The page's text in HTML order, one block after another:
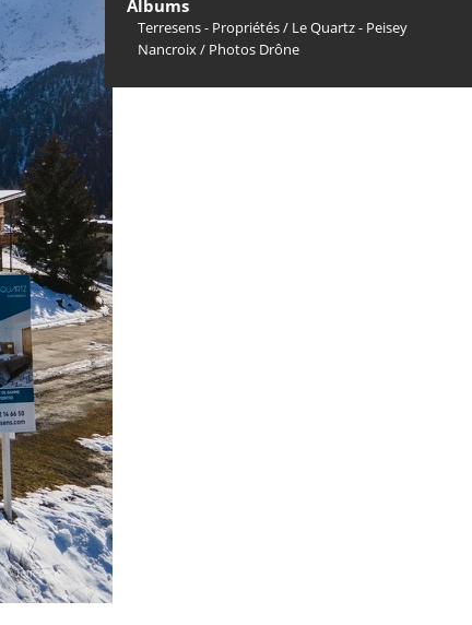
Albums
Terresens - Propriétés/ Le Quartz - Peisey
Nancroix/ Photos Drône